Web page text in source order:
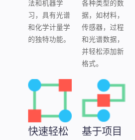
计。
法和机器学
习，具有光谱
和化学计量学
的独特功能。
各种类型的数
据，如材料，
传感器，过程
和光谱数据，
并轻松添加新
格式。
快速轻松
基于项目